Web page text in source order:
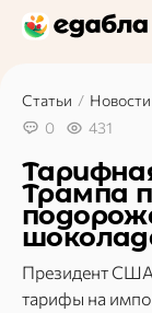
Статьи / Новости
0
431
Трампа
Президент США
тарифы на